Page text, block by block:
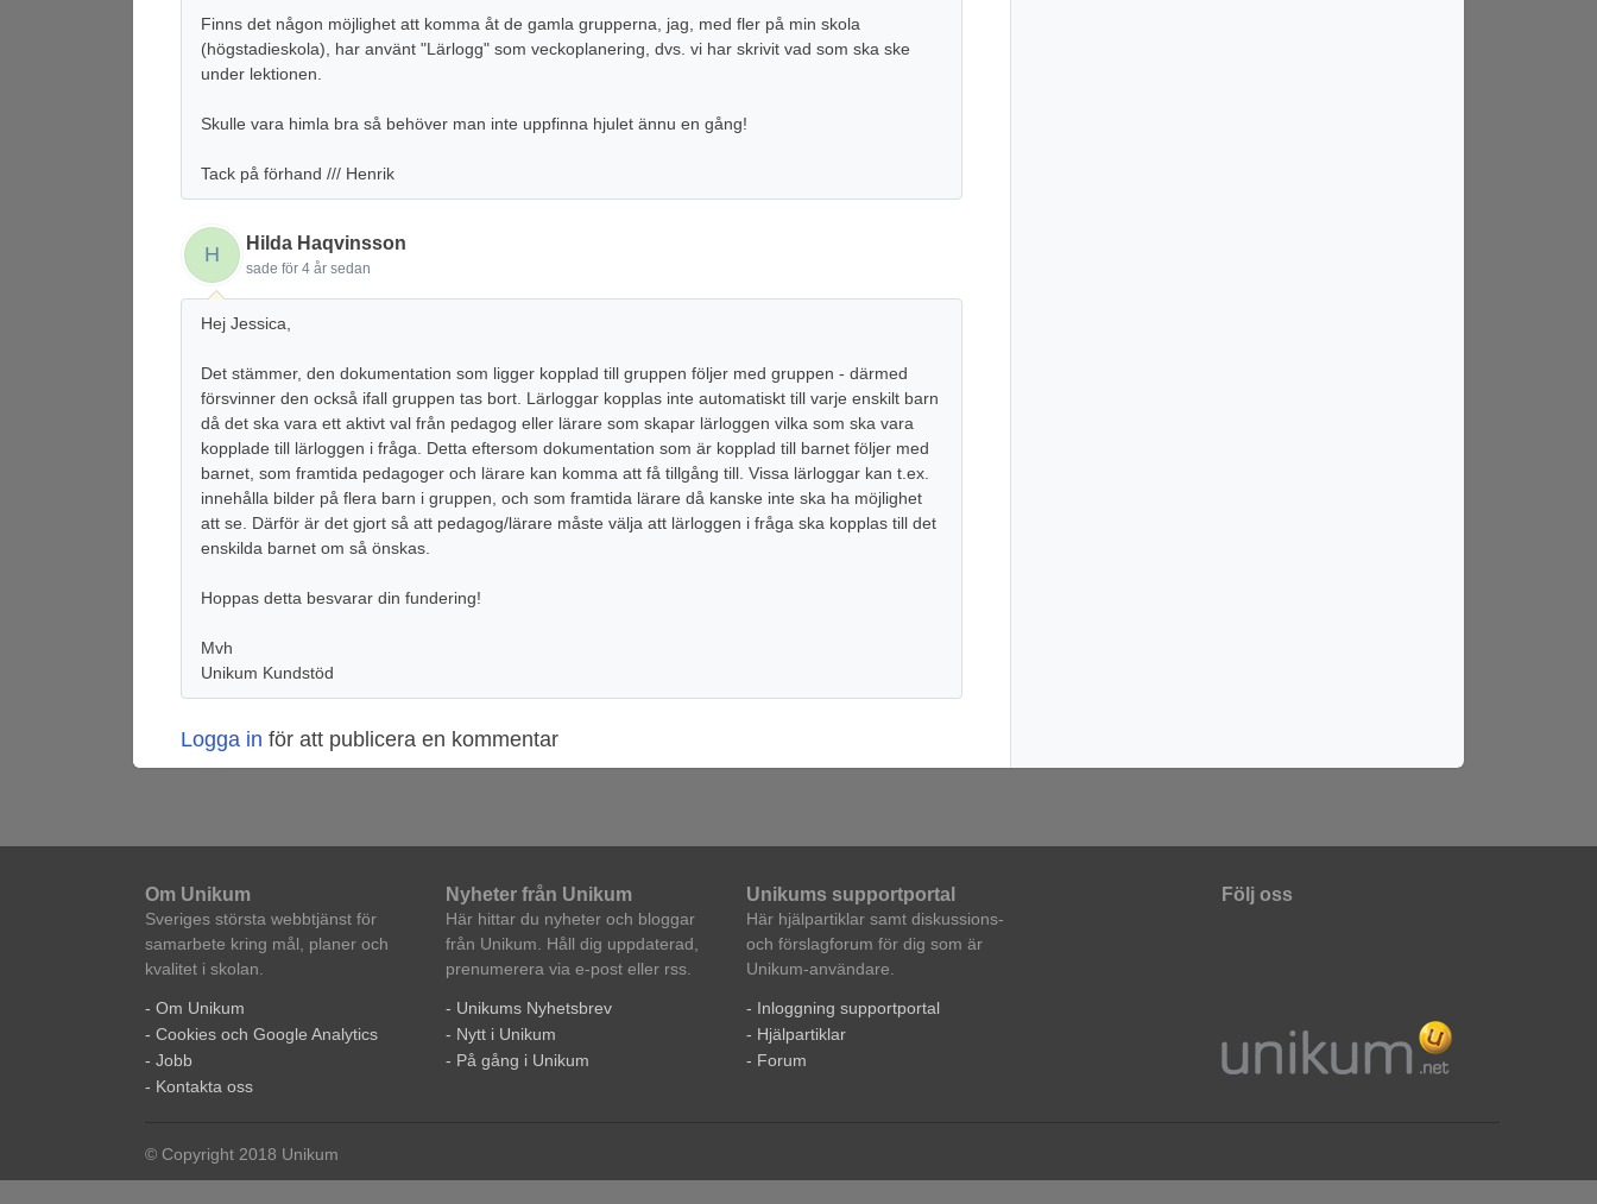
Finns det någon möjlighet att komma åt de gamla grupperna, jag, med fler på min skola
(högstadieskola), har använt "Lärlogg" som veckoplanering, dvs. vi har skrivit vad som ska ske
under lektionen.
Skulle vara himla bra så behöver man inte uppfinna hjulet ännu en gång!
Tack på förhand /// Henrik
H Hilda Haqvinsson
sade för 4 år sedan
Hej Jessica,
Det stämmer, den dokumentation som ligger kopplad till gruppen följer med gruppen - därmed
försvinner den också ifall gruppen tas bort. Lärloggar kopplas inte automatiskt till varje enskilt barn
då det ska vara ett aktivt val från pedagog eller lärare som skapar lärloggen vilka som ska vara
kopplade till lärloggen i fråga. Detta eftersom dokumentation som är kopplad till barnet följer med
barnet, som framtida pedagoger och lärare kan komma att få tillgång till. Vissa lärloggar kan t.ex.
innehålla bilder på flera barn i gruppen, och som framtida lärare då kanske inte ska ha möjlighet
att se. Därför är det gjort så att pedagog/lärare måste välja att lärloggen i fråga ska kopplas till det
enskilda barnet om så önskas.
Hoppas detta besvarar din fundering!
Mvh
Unikum Kundstöd
Logga in för att publicera en kommentar
Om Unikum
Sveriges största webbtjänst för
samarbete kring mål, planer och
kvalitet i skolan.
- Om Unikum
- Cookies och Google Analytics
- Jobb
- Kontakta oss
Nyheter från Unikum
Här hittar du nyheter och bloggar
från Unikum. Håll dig uppdaterad,
prenumerera via e-post eller rss.
- Unikums Nyhetsbrev
- Nytt i Unikum
- På gång i Unikum
Unikums supportportal
Här hjälpartiklar samt diskussions-
och förslagforum för dig som är
Unikum-användare.
- Inloggning supportportal
- Hjälpartiklar
- Forum
Följ oss
© Copyright 2018 Unikum